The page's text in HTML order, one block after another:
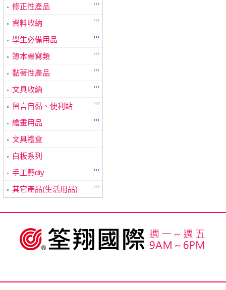
修正性產品
資料收納
學生必備用品
簿本書寫類
黏著性產品
文具收納
留言自黏、便利貼
繪畫用品
文具禮盒
白板系列
手工藝diy
其它產品(生活用品)